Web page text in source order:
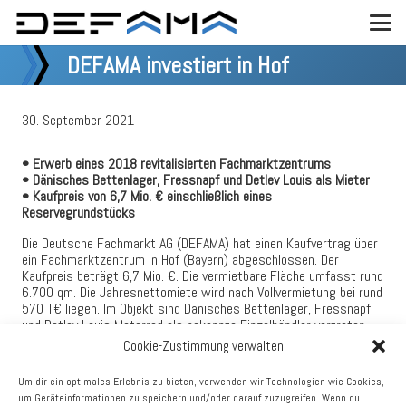
Cookie-Zustimmung verwalten
Um dir ein optimales Erlebnis zu bieten, verwenden wir Technologien wie Cookies,
um Geräteinformationen zu speichern und/oder darauf zuzugreifen. Wenn du
DEFAMA investiert in Hof
30. September 2021
• Erwerb eines 2018 revitalisierten Fachmarktzentrums
• Dänisches Bettenlager, Fressnapf und Detlev Louis als Mieter
• Kaufpreis von 6,7 Mio. € einschließlich eines
Reservegrundstücks
Die Deutsche Fachmarkt AG (DEFAMA) hat einen Kaufvertrag über
ein Fachmarktzentrum in Hof (Bayern) abgeschlossen. Der
Kaufpreis beträgt 6,7 Mio. €. Die vermietbare Fläche umfasst rund
6.700 qm. Die Jahresnettomiete wird nach Vollvermietung bei rund
570 T€ liegen. Im Objekt sind Dänisches Bettenlager, Fressnapf
und Detlev Louis Motorrad als bekannte Einzelhändler vertreten.
Weitere Mieter sind die Fitness-Kette jumpers, der
Spielhallenbetreiber Admiral und ein Sonnenstudio.
Der Standort liegt in einem stark frequentierten